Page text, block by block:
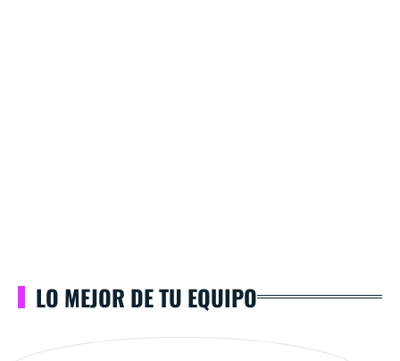
LO MEJOR DE TU EQUIPO